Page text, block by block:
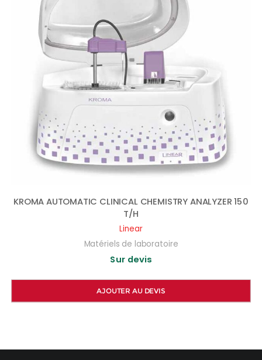
KROMA AUTOMATIC CLINICAL CHEMISTRY ANALYZER 150
T/H
Linear
Matériels de laboratoire
Sur devis
AJOUTER AU DEVIS